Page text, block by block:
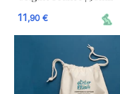
11,90 €